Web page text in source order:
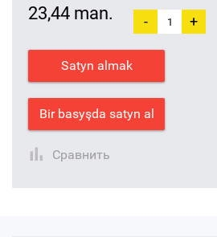
23,44 man. - +
Satyn almak
Bir basyşda satyn al
Сравнить